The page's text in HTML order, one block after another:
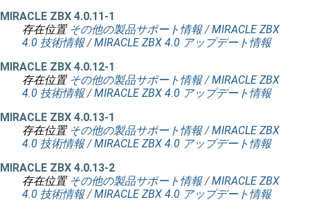
MIRACLE ZBX 4.0.11-1
存在位置 その他の製品サポート情報 /MIRACLE ZBX
4.0 技術情報 /MIRACLE ZBX 4.0 アップデート情報
MIRACLE ZBX 4.0.12-1
存在位置 その他の製品サポート情報 /MIRACLE ZBX
4.0 技術情報 /MIRACLE ZBX 4.0 アップデート情報
MIRACLE ZBX 4.0.13-1
存在位置 その他の製品サポート情報 /MIRACLE ZBX
4.0 技術情報 /MIRACLE ZBX 4.0 アップデート情報
MIRACLE ZBX 4.0.13-2
存在位置 その他の製品サポート情報 /MIRACLE ZBX
4.0 技術情報 /MIRACLE ZBX 4.0 アップデート情報